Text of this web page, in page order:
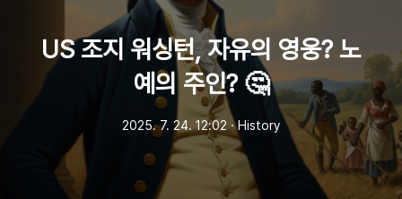
US 조지 워싱턴, 자유의 영웅? 노
예의 주인? 🤔
2025. 7. 24. 12:02 ㆍHistory